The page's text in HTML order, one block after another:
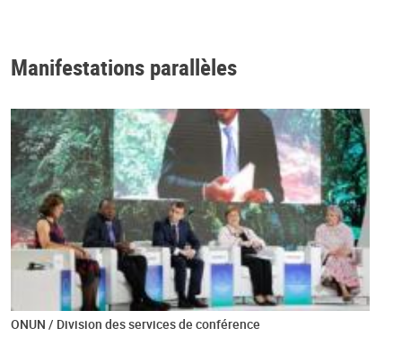
Manifestations parallèles
ONUN / Division des services de conférence